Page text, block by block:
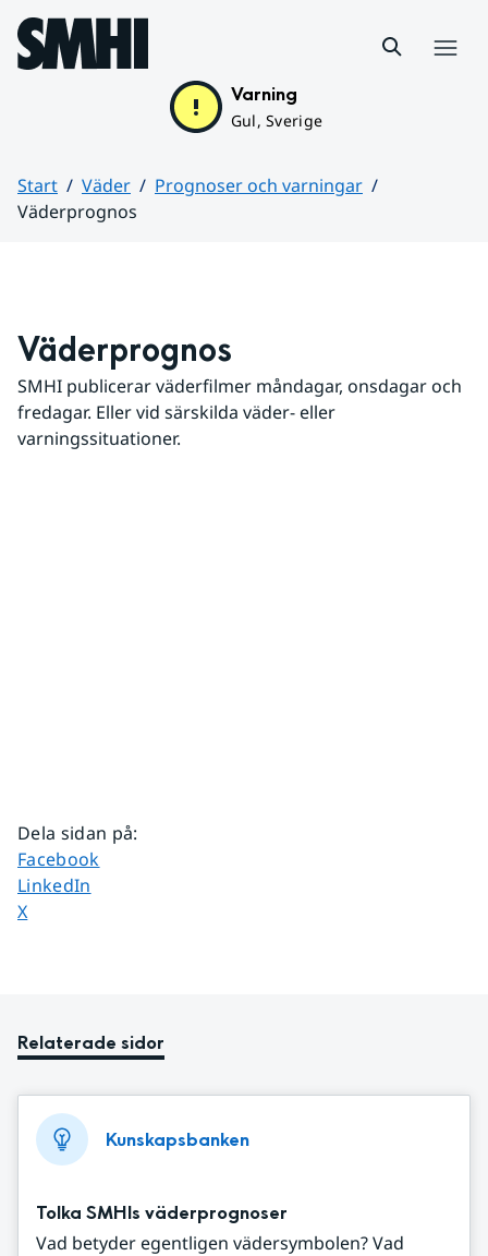
Hoppa till sidans innehåll
Varning
Gul, Sverige
Start Väder
Prognoser och varningar
Väderprognos
Väderprognos
SMHI publicerar väderfilmer måndagar, onsdagar och
fredagar. Eller vid särskilda väder- eller
varningssituationer.
Dela sidan på:
Dela sidan på
Facebook
Dela sidan på
LinkedIn
Dela sidan på
X
Relaterade sidor
Kunskapsbanken
Tolka SMHIs väderprognoser
Vad betyder egentligen vädersymbolen? Vad